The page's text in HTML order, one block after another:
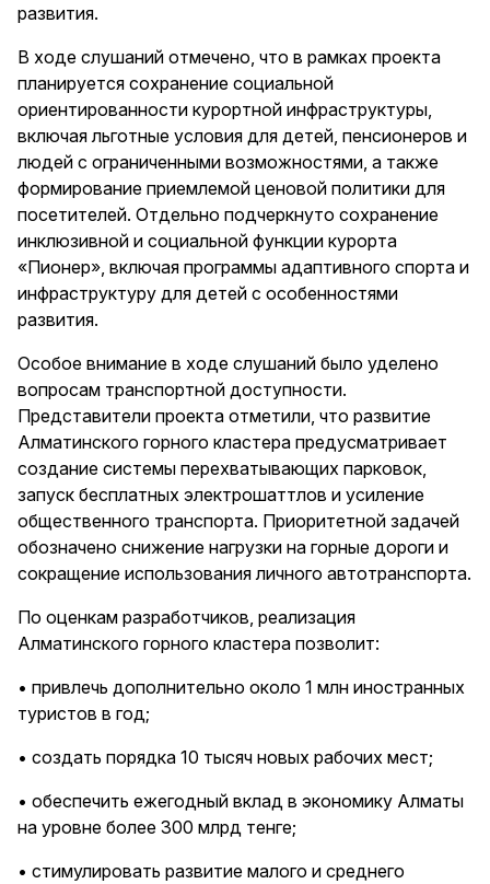
развития.
В ходе слушаний отмечено, что в рамках проекта
планируется сохранение социальной
ориентированности курортной инфраструктуры,
включая льготные условия для детей, пенсионеров и
людей с ограниченными возможностями, а также
формирование приемлемой ценовой политики для
посетителей. Отдельно подчеркнуто сохранение
инклюзивной и социальной функции курорта
«Пионер», включая программы адаптивного спорта и
инфраструктуру для детей с особенностями
развития.
Особое внимание в ходе слушаний было уделено
вопросам транспортной доступности.
Представители проекта отметили, что развитие
Алматинского горного кластера предусматривает
создание системы перехватывающих парковок,
запуск бесплатных электрошаттлов и усиление
общественного транспорта. Приоритетной задачей
обозначено снижение нагрузки на горные дороги и
сокращение использования личного автотранспорта.
По оценкам разработчиков, реализация
Алматинского горного кластера позволит:
• привлечь дополнительно около 1 млн иностранных
туристов в год;
• создать порядка 10 тысяч новых рабочих мест;
• обеспечить ежегодный вклад в экономику Алматы
на уровне более 300 млрд тенге;
• стимулировать развитие малого и среднего